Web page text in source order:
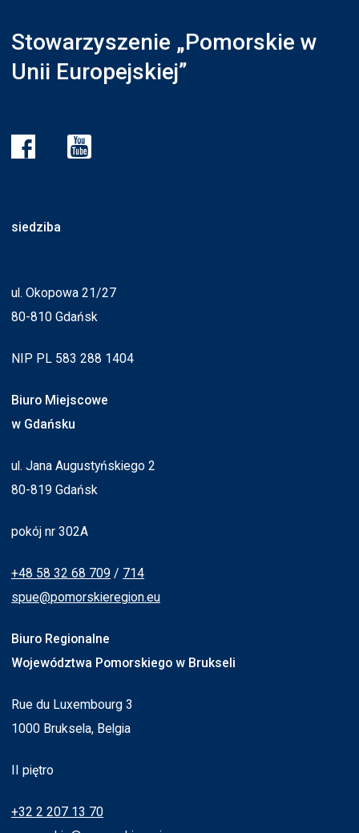
Stowarzyszenie „Pomorskie w
Unii Europejskiej”
siedziba
ul. Okopowa 21/27
80-810 Gdańsk
NIP PL 583 288 1404
Biuro Miejscowe
w Gdańsku
ul. Jana Augustyńskiego 2
80-819 Gdańsk
pokój nr 302A
+48 58 32 68 709 / 714
spue@pomorskieregion.eu
Biuro Regionalne
Województwa Pomorskiego w Brukseli
Rue du Luxembourg 3
1000 Bruksela, Belgia
II piętro
+32 2 207 13 70